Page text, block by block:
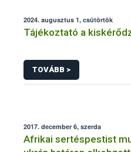
2024. augusztus 1, csütörtök
Tájékoztató a
TOVÁBB >
2017. december 6, szerda
Afrikai sertéspestist